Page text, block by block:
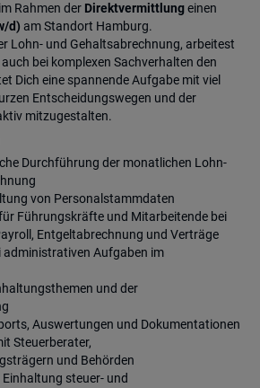
Rahmen der Direktvermittlungeinen
d) am Standort Hamburg.
Lohn- und Gehaltsabrechnung, arbeitest
bei komplexen Sachverhalten den
Dich eine spannende Aufgabe mit viel
Entscheidungswegen und der
mitzugestalten.
Durchführung der monatlichen Lohn-
von Personalstammdaten
Führungskräfte und Mitarbeitende bei
Entgeltabrechnung und Verträge
administrativen Aufgaben im
und der
Auswertungen und Dokumentationen
Steuerberater,
und Behörden
steuer- und